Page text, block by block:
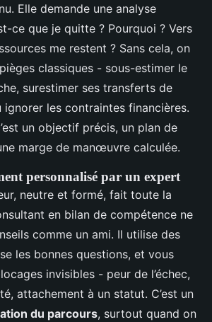
Elle demande une analyse
ce que je quitte ? Pourquoi ? Vers
me restent ? Sans cela, on
classiques - sous-estimer le
surestimer ses transferts de
ignorer les contraintes financières.
un objectif précis, un plan de
marge de manœuvre calculée.
personnalisé par un expert
neutre et formé, fait toute la
en bilan de compétence ne
comme un ami. Il utilise des
les bonnes questions, et vous
invisibles - peur de l’échec,
attachement à un statut. C’est un
du parcours, surtout quand on